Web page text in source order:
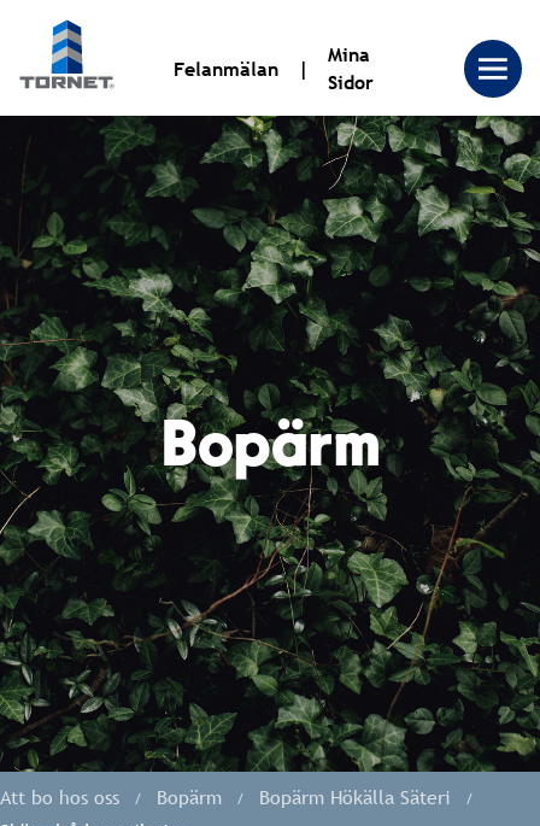
Tornet
Bostadsproduktion
AB
|
Tornet
Felanmälan
Mina
Sidor
Bopärm
Att bo hos oss Bopärm
Bopärm Hökälla Säteri